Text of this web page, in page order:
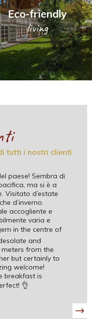
Eco-friendly
living
tutti i nostri clienti
paese! Sembra di
ma si è a
Visitato d’estate
d’inverno.
accogliente e
varia e
in the centre of
and
from the
but certainly to
welcome!
breakfast is
👌